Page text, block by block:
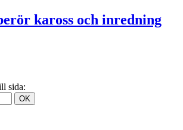
kaross och inredning
sida: